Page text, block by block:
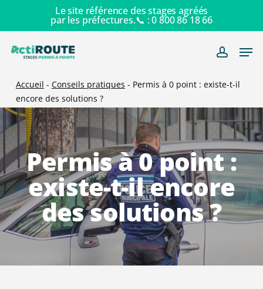
main
content
Le site référence des stages agréés
par les préfectures.📞 :0 800 86 18 66
account
Accueil - Conseils pratiques - Permis à 0 point : existe-t-il
encore des solutions ?
Permis à 0 point :
existe-t-il encore
des solutions ?